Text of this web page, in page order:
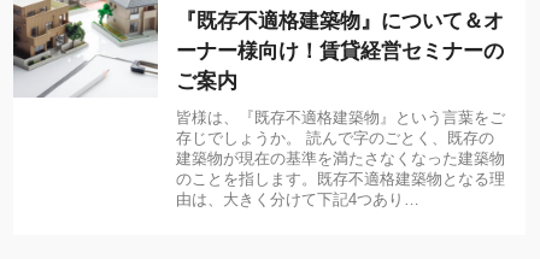
『既存不適格建築物』について＆オ
ーナー様向け！賃貸経営セミナーの
ご案内
皆様は、『既存不適格建築物』という言葉をご
存じでしょうか。 読んで字のごとく、既存の
建築物が現在の基準を満たさなくなった建築物
のことを指します。既存不適格建築物となる理
由は、大きく分けて下記4つあり…